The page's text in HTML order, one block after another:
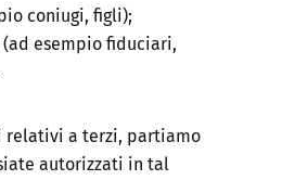
coniugi, figli);
esempio fiduciari,
relativi a terzi, partiamo
autorizzati in tal